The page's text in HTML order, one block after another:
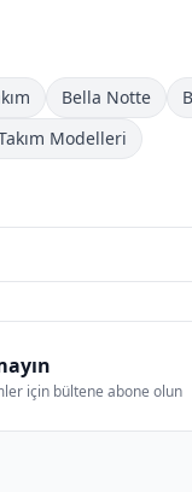
Bella Notte
Modelleri
için bültene abone olun